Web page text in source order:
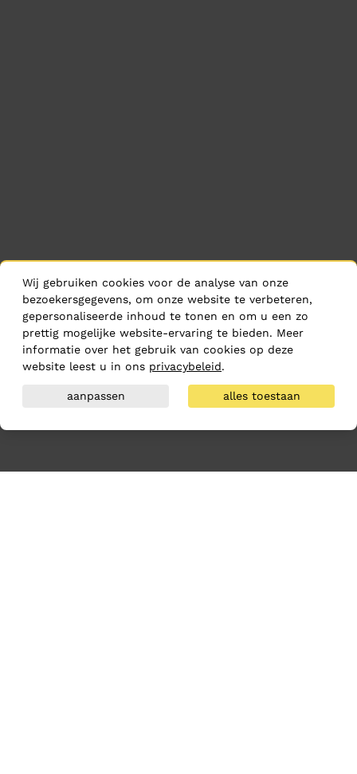
Wij gebruiken cookies voor de analyse van onze
bezoekersgegevens, om onze website te verbeteren,
gepersonaliseerde inhoud te tonen en om u een zo
prettig mogelijke website-ervaring te bieden. Meer
informatie over het gebruik van cookies op deze
website leest u in ons privacybeleid.
aanpassen alles toestaan